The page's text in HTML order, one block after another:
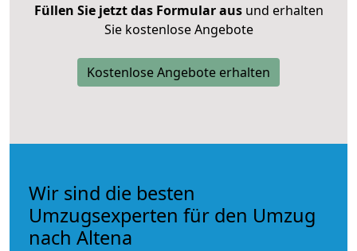
Füllen Sie jetzt das Formular ausund erhalten
Sie kostenlose Angebote
Kostenlose Angebote erhalten
Wir sind die besten
Umzugsexperten für den Umzug
nach Altena